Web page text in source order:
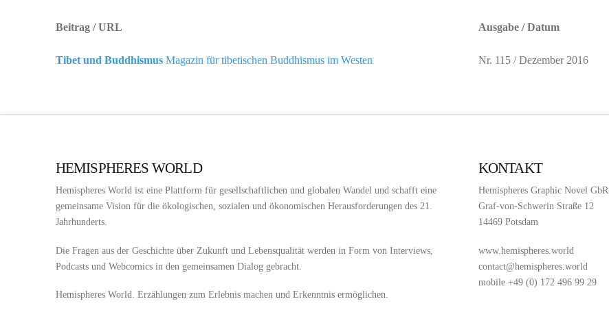
Beitrag / URL Ausgabe / Datum
Tibet und BuddhismusMagazin für tibetischen Buddhismus im Westen Nr. 115 / Dezember 2016
HEMISPHERES WORLD
Hemispheres World ist eine Plattform für gesellschaftlichen und globalen Wandel und schafft eine
gemeinsame Vision für die ökologischen, sozialen und ökonomischen Herausforderungen des 21.
Jahrhunderts.
Die Fragen aus der Geschichte über Zukunft und Lebensqualität werden in Form von Interviews,
Podcasts und Webcomics in den gemeinsamen Dialog gebracht.
Hemispheres World. Erzählungen zum Erlebnis machen und Erkenntnis ermöglichen.
KONTAKT
Hemispheres Graphic Novel GbR
Graf-von-Schwerin Straße 12
14469 Potsdam
www.hemispheres.world
contact@hemispheres.world
mobile +49 (0) 172 496 99 29